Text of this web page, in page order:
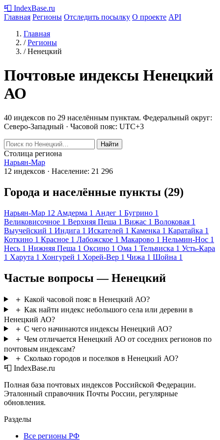
📮 IndexBase.ru
Главная Регионы Отследить посылку О проекте API
Главная
/ Регионы
/ Ненецкий
Почтовые индексы Ненецкий
АО
40 индексов по 29 населённым пунктам. Федеральный округ:
Северо-Западный · Часовой пояс: UTC+3
Найти
Столица региона
Нарьян-Мар
12 индексов · Население: 21 296
Города и населённые пункты (29)
Нарьян-Мар 12 Амдерма 1 Андег 1 Бугрино 1
Великовисочное 1 Верхняя Пеша 1 Вижас 1 Волоковая 1
Выучейский 1 Индига 1 Искателей 1 Каменка 1 Каратайка 1
Коткино 1 Красное 1 Лабожское 1 Макарово 1 Нельмин-Нос 1
Несь 1 Нижняя Пеша 1 Оксино 1 Ома 1 Тельвиска 1 Усть-Кара
1 Харута 1 Хонгурей 1 Хорей-Вер 1 Чижа 1 Шойна 1
Частые вопросы — Ненецкий
＋ Какой часовой пояс в Ненецкий АО?
＋ Как найти индекс небольшого села или деревни в
Ненецкий АО?
＋ С чего начинаются индексы Ненецкий АО?
＋ Чем отличается Ненецкий АО от соседних регионов по
почтовым индексам?
＋ Сколько городов и поселков в Ненецкий АО?
📮 IndexBase.ru
Полная база почтовых индексов Российской Федерации.
Эталонный справочник Почты России, регулярные
обновления.
Разделы
Все регионы РФ